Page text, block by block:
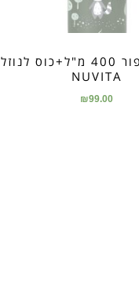
תרמוס אפור 400 מ"ל+כוס לנוזל
NUVITA
₪99.00